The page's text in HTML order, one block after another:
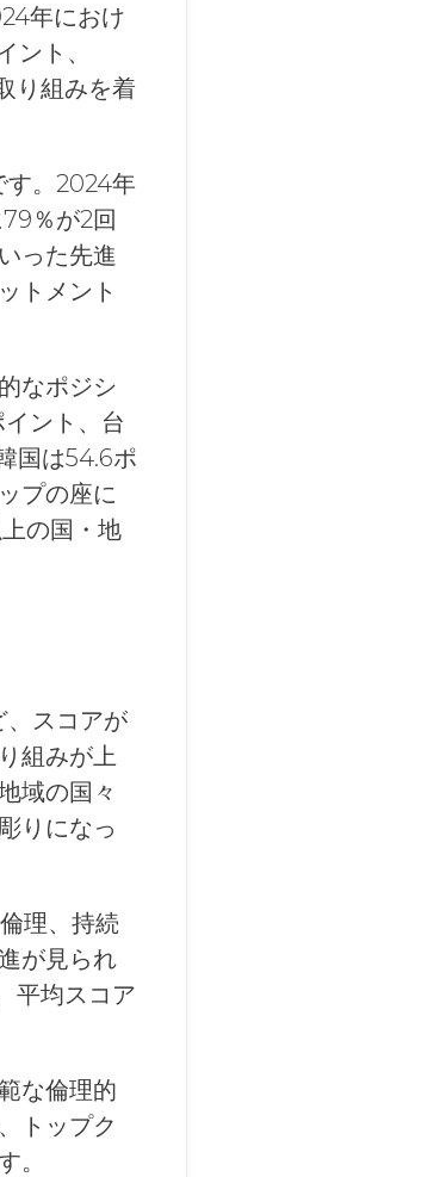
年におけ
ト、
り組みを着
す。2024年
％が2回
った先進
トメント
なポジシ
ント、台
国は54.6ポ
プの座に
の国・地
、スコアが
組みが上
域の国々
りになっ
理、持続
が見られ
平均スコア
な倫理的
トップク
。